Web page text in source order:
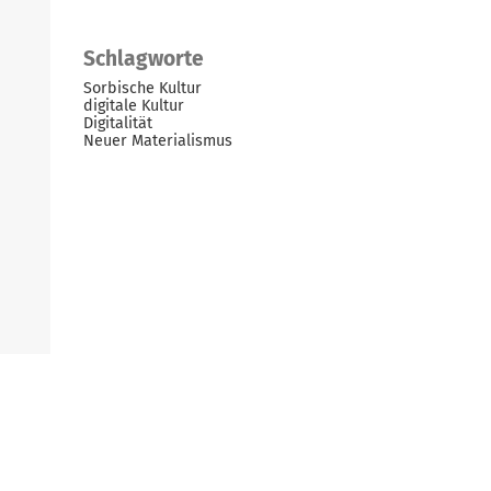
Schlagworte
Sorbische Kultur
digitale Kultur
Digitalität
Neuer Materialismus